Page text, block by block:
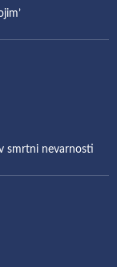
smrtni nevarnosti